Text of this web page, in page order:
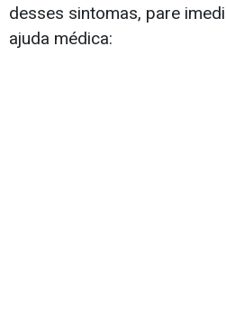
desses sintomas, pare
ajuda médica: